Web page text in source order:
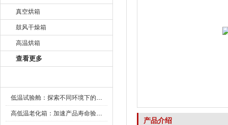
真空烘箱
鼓风干燥箱
高温烘箱
查看更多
低温试验舱：探索不同环境下的科技边界
高低温老化箱：加速产品寿命验证的可靠伙伴
产品介绍